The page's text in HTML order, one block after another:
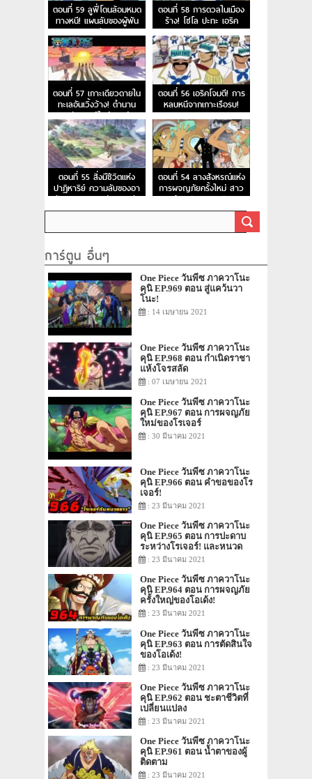
ตอนที่ 59 ลูฟี่โดนล้อมหมด
ทางหนี! แผนลับของผู้พัน
เนลสัน
ตอนที่ 58 การดวลในเมือง
ร้าง! โซโล ปะทะ เอริค
ตอนที่ 57 เกาะเดียวดายใน
ทะเลอันเวิ้งว้าง! ตำนาน
แห่งลอสท์ไอส์แลนด์
ตอนที่ 56 เอริคโจมตี! การ
หลบหนีจากเกาะเรือรบ!
ตอนที่ 55 สิ่งมีชีวิตแห่ง
ปาฏิหาริย์ ความลับของอา
เปียส และเกาะแห่งความลับ
ตอนที่ 54 ลางสังหรณ์แห่ง
การผจญภัยครั้งใหม่ สาว
น้อยปริศนาอาปิส
การ์ตูน อื่นๆ
One Piece วันพีซ ภาควาโนะ
คุนิ EP.969 ตอน สู่แคว้นวา
โนะ!
: 14 เมษายน 2021
One Piece วันพีซ ภาควาโนะ
คุนิ EP.968 ตอน กำเนิดราชา
แห้งโจรสลัด
: 07 เมษายน 2021
One Piece วันพีซ ภาควาโนะ
คุนิ EP.967 ตอน การผจญภัย
ใหม่ของโรเจอร์
: 30 มีนาคม 2021
One Piece วันพีซ ภาควาโนะ
คุนิ EP.966 ตอน คำขอของโร
เจอร์!
: 23 มีนาคม 2021
One Piece วันพีซ ภาควาโนะ
คุนิ EP.965 ตอน การปะดาบ
ระหว่างโรเจอร์! และหนวด
ขาว!: 23 มีนาคม 2021
One Piece วันพีซ ภาควาโนะ
คุนิ EP.964 ตอน การผจญภัย
ครั้งใหญ่ของโอเด้ง!
: 23 มีนาคม 2021
One Piece วันพีซ ภาควาโนะ
คุนิ EP.963 ตอน การตัดสินใจ
ของโอเด้ง!
: 23 มีนาคม 2021
One Piece วันพีซ ภาควาโนะ
คุนิ EP.962 ตอน ชะตาชีวิตที่
เปลี่ยนแปลง
: 23 มีนาคม 2021
One Piece วันพีซ ภาควาโนะ
คุนิ EP.961 ตอน น้ำตาของผู้
ติดตาม
: 23 มีนาคม 2021